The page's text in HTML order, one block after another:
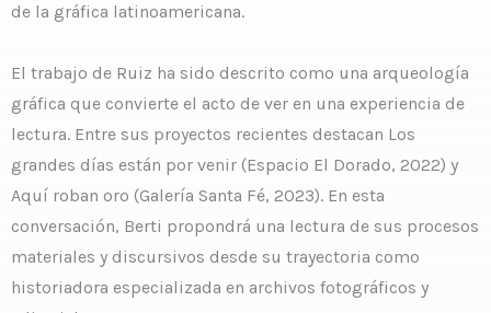
de la gráfica latinoamericana.
El trabajo de Ruiz ha sido descrito como una arqueología
gráfica que convierte el acto de ver en una experiencia de
lectura. Entre sus proyectos recientes destacan Los
grandes días están por venir (Espacio El Dorado, 2022) y
Aquí roban oro (Galería Santa Fé, 2023). En esta
conversación, Berti propondrá una lectura de sus procesos
materiales y discursivos desde su trayectoria como
historiadora especializada en archivos fotográficos y